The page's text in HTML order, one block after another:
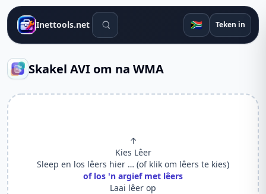
Inettools.net Soek gereedskap 🇿🇦 Teken in
Skakel AVI om na WMA
↑
Kies Lêer
Sleep en los lêers hier … (of klik om lêers te kies)
of los 'n argief met lêers
Laai lêer op